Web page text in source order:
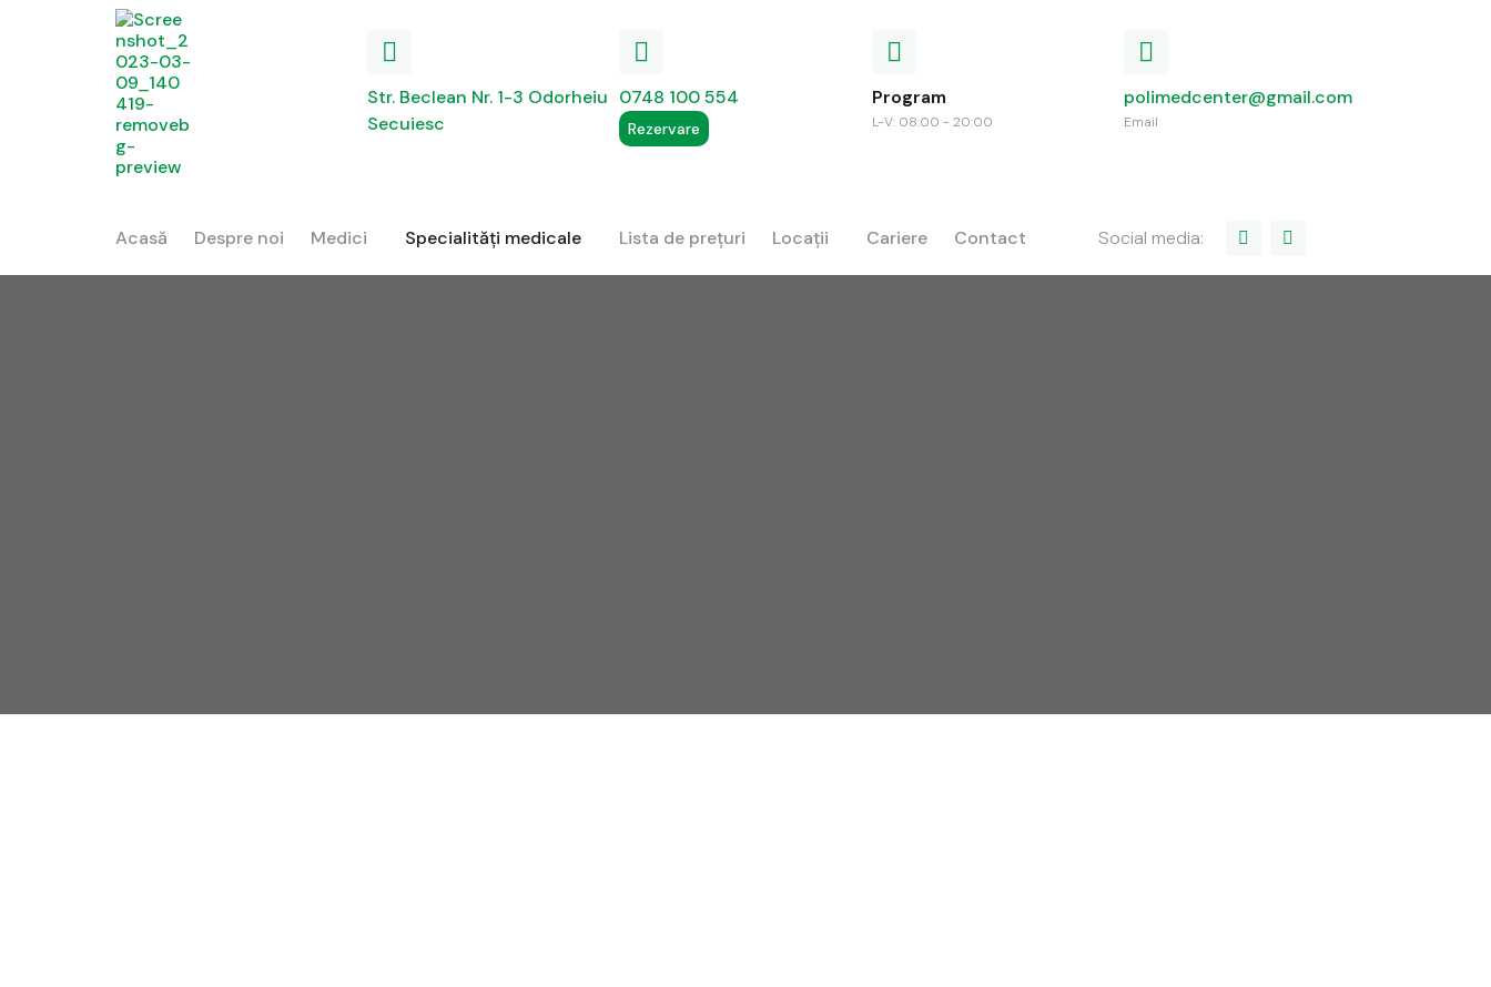
Str. Beclean Nr. 1-3 Odorheiu
Secuiesc
0748 100 554
Rezervare
Program
L-V: 08:00 - 20:00
polimedcenter@gmail.com
Email
Acasă Despre noi Medici Specialități medicale Lista de prețuri Locații Cariere Contact Social media: